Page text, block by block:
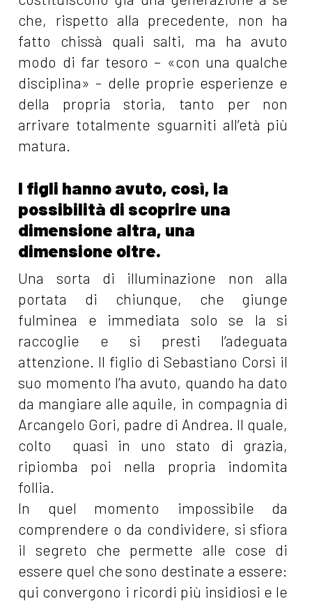
che, rispetto alla precedente, non ha
fatto chissà quali salti, ma ha avuto
modo di far tesoro – «con una qualche
disciplina» - delle proprie esperienze e
della propria storia, tanto per non
arrivare totalmente sguarniti all’età più
matura.
I figli hanno avuto, così, la
possibilità di scoprire una
dimensione altra, una
dimensione oltre.
Una sorta di illuminazione non alla
portata di chiunque, che giunge
fulminea e immediata solo se la si
raccoglie e si presti l’adeguata
attenzione. Il figlio di Sebastiano Corsi il
suo momento l’ha avuto, quando ha dato
da mangiare alle aquile, in compagnia di
Arcangelo Gori, padre di Andrea. Il quale,
colto quasi in uno stato di grazia,
ripiomba poi nella propria indomita
follia.
In quel momento impossibile da
comprendere o da condividere, si sfiora
il segreto che permette alle cose di
essere quel che sono destinate a essere:
qui convergono i ricordi più insidiosi e le